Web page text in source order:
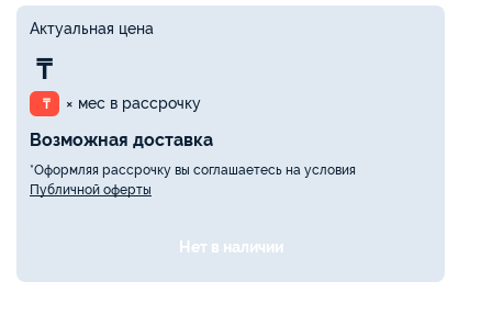
Актуальная цена
₸
₸ × мес в рассрочку
Возможная доставка
*Оформляя рассрочку вы соглашаетесь на условия
Публичной оферты
Нет в наличии